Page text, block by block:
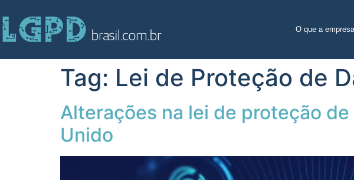
O que a
Tag: Lei de Proteção de
Alterações na lei de proteção
Unido